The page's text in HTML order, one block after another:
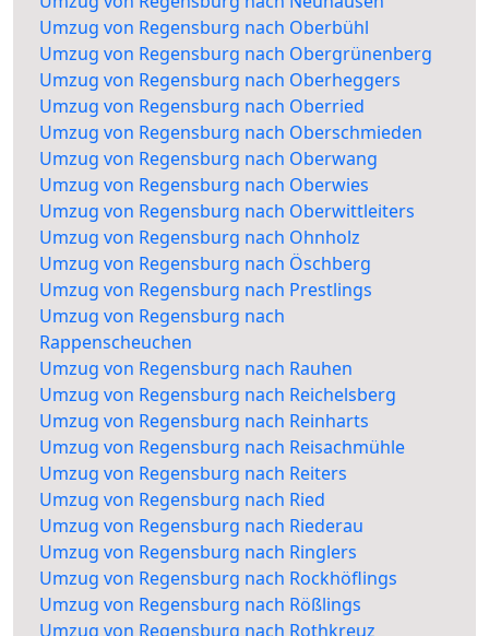
Umzug von Regensburg nach Oberbühl
Umzug von Regensburg nach Obergrünenberg
Umzug von Regensburg nach Oberheggers
Umzug von Regensburg nach Oberried
Umzug von Regensburg nach Oberschmieden
Umzug von Regensburg nach Oberwang
Umzug von Regensburg nach Oberwies
Umzug von Regensburg nach Oberwittleiters
Umzug von Regensburg nach Ohnholz
Umzug von Regensburg nach Öschberg
Umzug von Regensburg nach Prestlings
Umzug von Regensburg nach
Rappenscheuchen
Umzug von Regensburg nach Rauhen
Umzug von Regensburg nach Reichelsberg
Umzug von Regensburg nach Reinharts
Umzug von Regensburg nach Reisachmühle
Umzug von Regensburg nach Reiters
Umzug von Regensburg nach Ried
Umzug von Regensburg nach Riederau
Umzug von Regensburg nach Ringlers
Umzug von Regensburg nach Rockhöflings
Umzug von Regensburg nach Rößlings
Umzug von Regensburg nach Rothkreuz